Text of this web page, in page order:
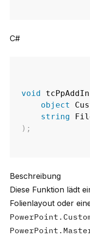
C#
void tcPpAddIn
object
string
) ;
Beschreibung
Diese Funktion lädt
Folienlayout oder